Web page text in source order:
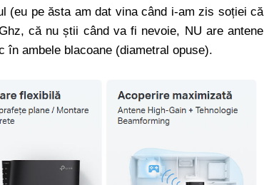
(eu pe ăsta am dat vina când i-am zis soției că
că nu știi când va fi nevoie, NU are antene
ambele blacoane (diametral opuse).